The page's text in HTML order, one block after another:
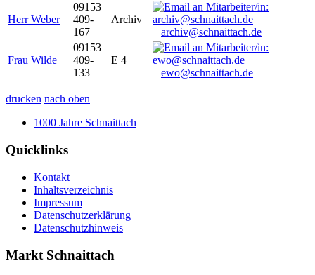
Herr Weber
09153
409-
167
Archiv
archiv@schnaittach.de
Frau Wilde
09153
409-
133
E 4
ewo@schnaittach.de
drucken nach oben
1000 Jahre Schnaittach
Quicklinks
Kontakt
Inhaltsverzeichnis
Impressum
Datenschutzerklärung
Datenschutzhinweis
Markt Schnaittach